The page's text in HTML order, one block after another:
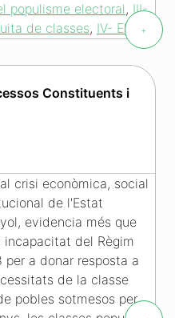
populisme electoral, III-
de classes, IV- El
conquesta gradual, la
informació »
+
Constituents i
crisi econòmica, social
de l'Estat
evidencia més que
incapacitat del Règim
per a donar resposta a
de la classe
pobles sotmesos per